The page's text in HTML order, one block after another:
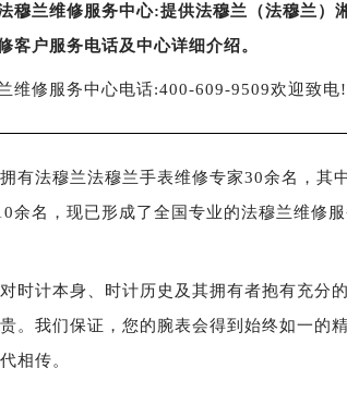
穆兰维修服务中心:提供法穆兰（法穆兰）
客户服务电话及中心详细介绍。
维修服务中心电话:400-609-9509欢迎致电!
有法穆兰法穆兰手表维修专家30余名，其
余名，现已形成了全国专业的法穆兰维修服
时计本身、时计历史及其拥有者抱有充分
。我们保证，您的腕表会得到始终如一的
相传。